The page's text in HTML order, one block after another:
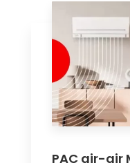
PAC air-air